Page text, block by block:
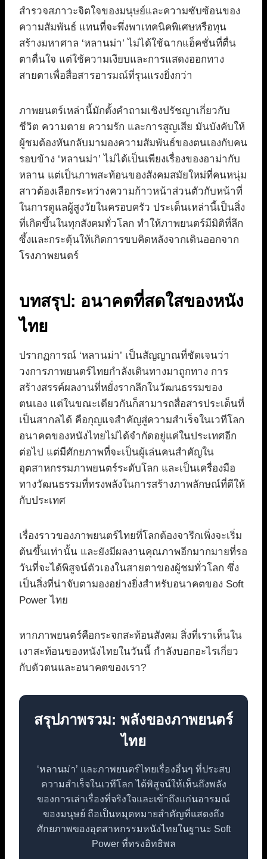
สำรวจสภาวะจิตใจของมนุษย์และความซับซ้อนของ
ความสัมพันธ์ แทนที่จะพึ่งพาเทคนิคพิเศษหรือทุน
สร้างมหาศาล ‘หลานม่า’ ไม่ได้ใช้ฉากแอ็คชั่นที่ตื่น
ตาตื่นใจ แต่ใช้ความเงียบและการแสดงออกทาง
สายตาเพื่อสื่อสารอารมณ์ที่รุนแรงยิ่งกว่า
ภาพยนตร์เหล่านี้มักตั้งคำถามเชิงปรัชญาเกี่ยวกับ
ชีวิต ความตาย ความรัก และการสูญเสีย มันบังคับให้
ผู้ชมต้องหันกลับมามองความสัมพันธ์ของตนเองกับคน
รอบข้าง ‘หลานม่า’ ไม่ได้เป็นเพียงเรื่องของอาม่ากับ
หลาน แต่เป็นภาพสะท้อนของสังคมสมัยใหม่ที่คนหนุ่ม
สาวต้องเลือกระหว่างความก้าวหน้าส่วนตัวกับหน้าที่
ในการดูแลผู้สูงวัยในครอบครัว ประเด็นเหล่านี้เป็นสิ่ง
ที่เกิดขึ้นในทุกสังคมทั่วโลก ทำให้ภาพยนตร์มีมิติที่ลึก
ซึ้งและกระตุ้นให้เกิดการขบคิดหลังจากเดินออกจาก
โรงภาพยนตร์
บทสรุป: อนาคตที่สดใสของหนัง
ไทย
ปรากฏการณ์ ‘หลานม่า’ เป็นสัญญาณที่ชัดเจนว่า
วงการภาพยนตร์ไทยกำลังเดินทางมาถูกทาง การ
สร้างสรรค์ผลงานที่หยั่งรากลึกในวัฒนธรรมของ
ตนเอง แต่ในขณะเดียวกันก็สามารถสื่อสารประเด็นที่
เป็นสากลได้ คือกุญแจสำคัญสู่ความสำเร็จในเวทีโลก
อนาคตของหนังไทยไม่ได้จำกัดอยู่แค่ในประเทศอีก
ต่อไป แต่มีศักยภาพที่จะเป็นผู้เล่นคนสำคัญใน
อุตสาหกรรมภาพยนตร์ระดับโลก และเป็นเครื่องมือ
ทางวัฒนธรรมที่ทรงพลังในการสร้างภาพลักษณ์ที่ดีให้
กับประเทศ
เรื่องราวของภาพยนตร์ไทยที่โลกต้องจารึกเพิ่งจะเริ่ม
ต้นขึ้นเท่านั้น และยังมีผลงานคุณภาพอีกมากมายที่รอ
วันที่จะได้พิสูจน์ตัวเองในสายตาของผู้ชมทั่วโลก ซึ่ง
เป็นสิ่งที่น่าจับตามองอย่างยิ่งสำหรับอนาคตของ Soft
Power ไทย
หากภาพยนตร์คือกระจกสะท้อนสังคม สิ่งที่เราเห็นใน
เงาสะท้อนของหนังไทยในวันนี้ กำลังบอกอะไรเกี่ยว
กับตัวตนและอนาคตของเรา?
สรุปภาพรวม: พลังของภาพยนตร์
ไทย
‘หลานม่า’ และภาพยนตร์ไทยเรื่องอื่นๆ ที่ประสบ
ความสำเร็จในเวทีโลก ได้พิสูจน์ให้เห็นถึงพลัง
ของการเล่าเรื่องที่จริงใจและเข้าถึงแก่นอารมณ์
ของมนุษย์ ถือเป็นหมุดหมายสำคัญที่แสดงถึง
ศักยภาพของอุตสาหกรรมหนังไทยในฐานะ Soft
Power ที่ทรงอิทธิพล